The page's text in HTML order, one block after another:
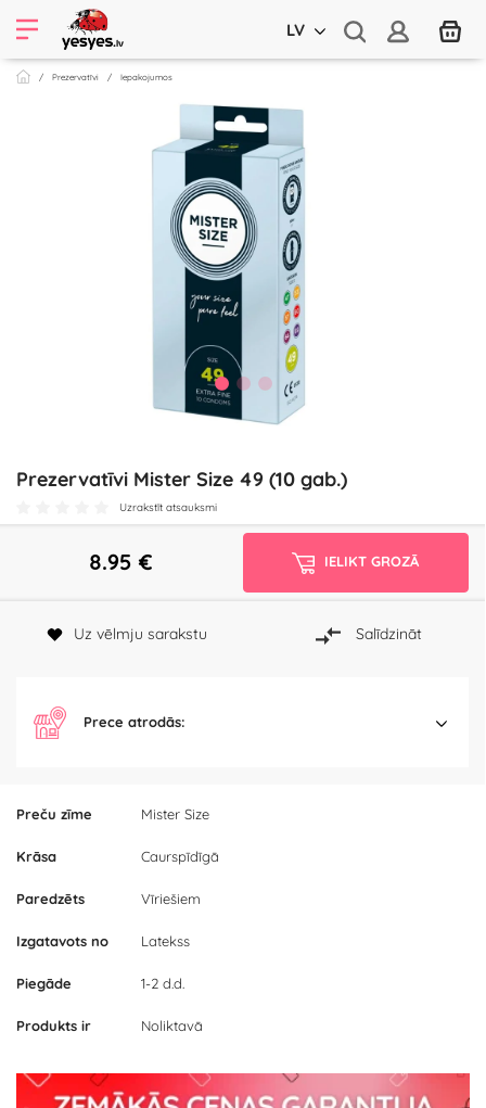
LV
Prezervatīvi Iepakojumos
Prezervatīvi Mister Size 49 (10 gab.)
Uzrakstīt atsauksmi
Preču zīme Mister Size
Krāsa Caurspīdīgā
Paredzēts Vīriešiem
Izgatavots no Latekss
Piegāde 1-2 d.d.
Produkts ir Noliktavā
8.95 € IELIKT GROZĀ
Uz vēlmju sarakstu Salīdzināt
Prece atrodās: